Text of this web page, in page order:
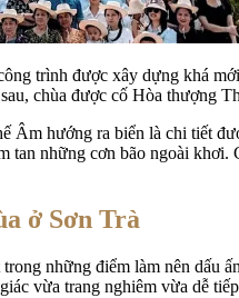
trình được xây dựng khá
chùa được cố Hòa thượng
Âm hướng ra biển là chi tiết
tan những cơn bão ngoài
ở Sơn Trà
những điểm làm nên dấu
vừa trang nghiêm vừa dễ